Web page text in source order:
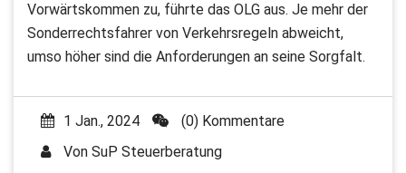
Vorwärtskommen zu, führte das OLG aus. Je mehr der
Sonderrechtsfahrer von Verkehrsregeln abweicht,
umso höher sind die Anforderungen an seine Sorgfalt.
1 Jan., 2024
(0) Kommentare
Von SuP Steuerberatung